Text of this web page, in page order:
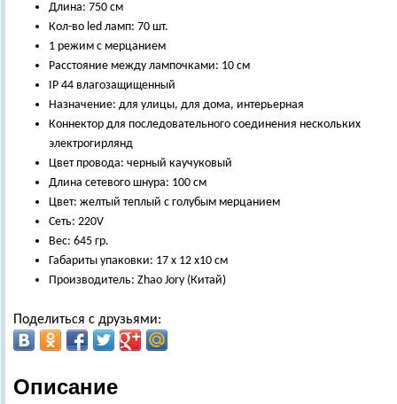
Длина: 750 см
Кол-во led ламп: 70 шт.
1 режим с мерцанием
Расстояние между лампочками: 10 см
IP 44 влагозащищенный
Назначение: для улицы, для дома, интерьерная
Коннектор для последовательного соединения нескольких
электрогирлянд
Цвет провода: черный каучуковый
Длина сетевого шнура: 100 см
Цвет: желтый теплый с голубым мерцанием
Сеть: 220V
Вес: 645 гр.
Габариты упаковки: 17 х 12 х10 см
Производитель: Zhao Jory (Китай)
Поделиться с друзьями:
Описание